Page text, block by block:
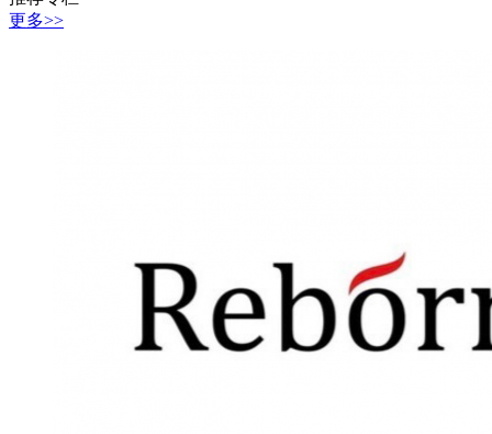
更多>>